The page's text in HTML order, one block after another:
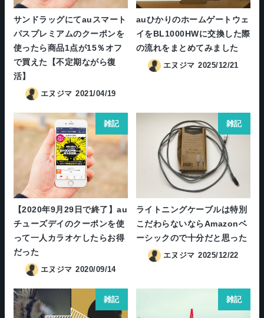
サンドラッグにてauスマート
パスプレミアムのクーポンを
使ったら商品1点が15％オフ
で買えた【不定期ながら復
活】
エヌジマ 2021/04/19
auひかりのホームゲートウェ
イをBL1000HWに交換した際
の流れをまとめてみました
エヌジマ 2025/12/21
雑記
【2020年9月29日で終了】au
チューズデイのクーポンを使
って一人カラオケしたらお得
だった
エヌジマ 2020/09/14
雑記
ライトニングケーブルは特別
こだわらないならAmazonベ
ーシックので十分だと思った
エヌジマ 2025/12/22
雑記 雑記